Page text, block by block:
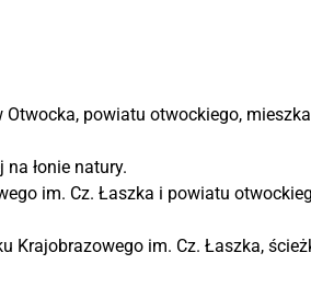
powiatu otwockiego,
łonie natury.
im. Cz. Łaszka i powiatu
im. Cz. Łaszka,